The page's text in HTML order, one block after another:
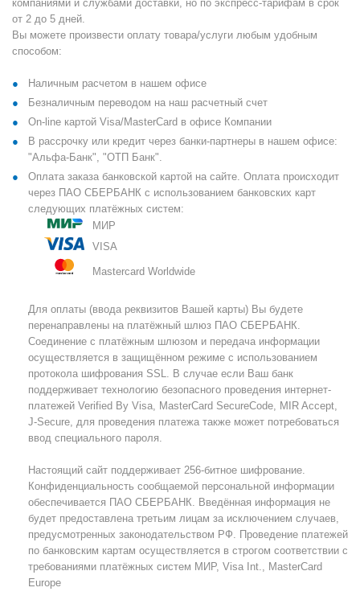
компаниями и службами доставки, но по экспресс-тарифам в срок
от 2 до 5 дней.
Вы можете произвести оплату товара/услуги любым удобным
способом:
Наличным расчетом в нашем офисе
Безналичным переводом на наш расчетный счет
On-line картой Visa/MasterCard в офисе Компании
В рассрочку или кредит через банки-партнеры в нашем офисе:
"Альфа-Банк", "ОТП Банк".
Оплата заказа банковской картой на сайте. Оплата происходит
через ПАО СБЕРБАНК с использованием банковских карт
следующих платёжных систем:
МИР
VISA
Mastercard Worldwide
Для оплаты (ввода реквизитов Вашей карты) Вы будете
перенаправлены на платёжный шлюз ПАО СБЕРБАНК.
Соединение с платёжным шлюзом и передача информации
осуществляется в защищённом режиме с использованием
протокола шифрования SSL. В случае если Ваш банк
поддерживает технологию безопасного проведения интернет-
платежей Verified By Visa, MasterCard SecureCode, MIR Accept,
J-Secure, для проведения платежа также может потребоваться
ввод специального пароля.
Настоящий сайт поддерживает 256-битное шифрование.
Конфиденциальность сообщаемой персональной информации
обеспечивается ПАО СБЕРБАНК. Введённая информация не
будет предоставлена третьим лицам за исключением случаев,
предусмотренных законодательством РФ. Проведение платежей
по банковским картам осуществляется в строгом соответствии с
требованиями платёжных систем МИР, Visa Int., MasterCard
Europe